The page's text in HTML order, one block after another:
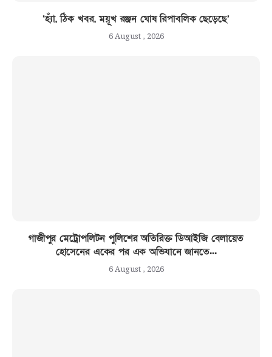
‘হ্যাঁ, ঠিক খবর, ময়ূখ রঞ্জন ঘোষ রিপাবলিক ছেড়েছে’
6 August , 2026
গাজীপুর মেট্রোপলিটন পুলিশের অতিরিক্ত ডিআইজি বেলায়েত
হোসেনের একের পর এক অভিযানে জানতে...
6 August , 2026